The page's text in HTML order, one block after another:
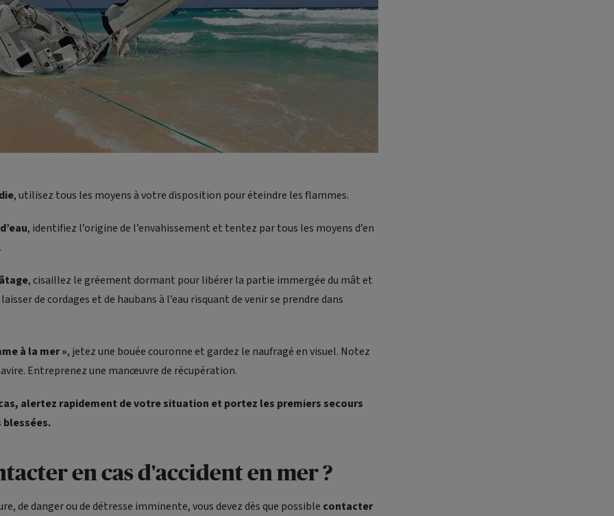
, utilisez tous les moyens à votre disposition pour éteindre les flammes.
, identifiez l’origine de l’envahissement et tentez par tous les moyens d’en
, cisaillez le gréement dormant pour libérer la partie immergée du mât et
de cordages et de haubans à l’eau risquant de venir se prendre dans
à la mer », jetez une bouée couronne et gardez le naufragé en visuel. Notez
Entreprenez une manœuvre de récupération.
alertez rapidement de votre situation et portez les premiers secours
blessées.
en cas d'accident en mer ?
de danger ou de détresse imminente, vous devez dès que possible contacter